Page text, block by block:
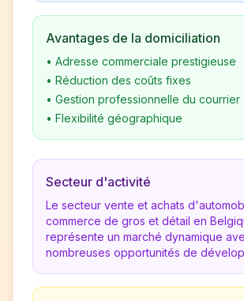
Avantages de la domiciliation
• Adresse commerciale prestigieuse
• Réduction des coûts fixes
• Gestion professionnelle du courrier
• Flexibilité géographique
Secteur d'activité
Le secteur vente et achats
commerce de gros et détail en
représente un marché dynamique
nombreuses opportunités de